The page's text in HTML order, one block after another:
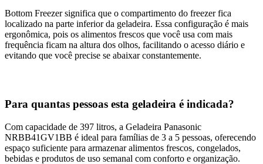
Bottom Freezer significa que o compartimento do freezer fica
localizado na parte inferior da geladeira. Essa configuração é mais
ergonômica, pois os alimentos frescos que você usa com mais
frequência ficam na altura dos olhos, facilitando o acesso diário e
evitando que você precise se abaixar constantemente.
Para quantas pessoas esta geladeira é indicada?
Com capacidade de 397 litros, a Geladeira Panasonic
NRBB41GV1BB é ideal para famílias de 3 a 5 pessoas, oferecendo
espaço suficiente para armazenar alimentos frescos, congelados,
bebidas e produtos de uso semanal com conforto e organização.